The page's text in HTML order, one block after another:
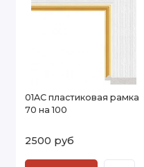
01AC пластиковая рамка
70 на 100
2500 руб